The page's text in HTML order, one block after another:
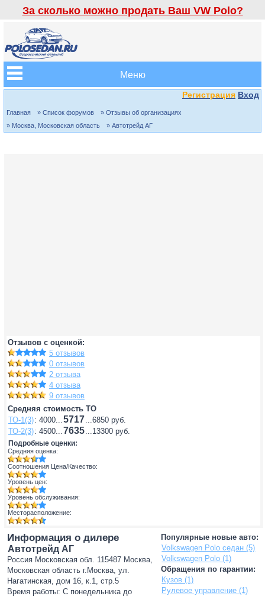
За сколько можно продать Ваш VW Polo?
Меню
Регистрация Вход
Главная » Список форумов
» Отзывы об организациях
» Москва, Московская область
» Автотрейд АГ
Отзывов с оценкой:
5 отзывов
0 отзывов
2 отзыва
4 отзыва
9 отзывов
Средняя стоимость ТО
ТО-1(3): 4000...5717...6850 руб.
ТО-2(3): 4500...7635...13300 руб.
Подробные оценки:
Средняя оценка:
Соотношения Цена/Качество:
Уровень цен:
Уровень обслуживания:
Месторасположение:
Популярные новые авто:
Volkswagen Polo седан (5)
Volkswagen Polo (1)
Обращения по гарантии:
Кузов (1)
Рулевое управление (1)
Информация о дилере
Автотрейд АГ
Россия Московская обл. 115487 Москва,
Московская область г.Москва, ул.
Нагатинская, дом 16, к.1, стр.5
Время работы: С понедельника до